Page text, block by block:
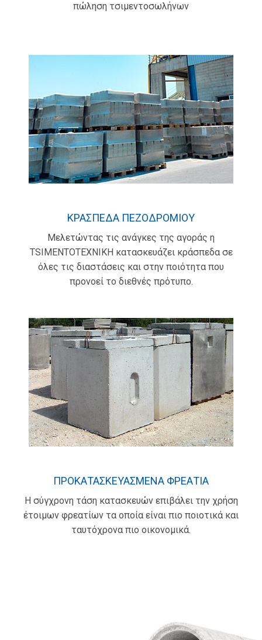
πώληση τσιμεντοσωλήνων
ΚΡΑΣΠΕΔΑ ΠΕΖΟΔΡΟΜΙΟΥ
Μελετώντας τις ανάγκες της αγοράς η
TSIMENTOTEXNIKH κατασκευάζει κράσπεδα σε
όλες τις διαστάσεις και στην ποιότητα που
προνοεί το διεθνές πρότυπο.
ΠΡΟΚΑΤΑΣΚΕΥΑΣΜΕΝΑ ΦΡΕΑΤΙΑ
Η σύγχρονη τάση κατασκευών επιβάλει την χρήση
έτοιμων φρεατίων τα οποία είναι πιο ποιοτικά και
ταυτόχρονα πιο οικονομικά.